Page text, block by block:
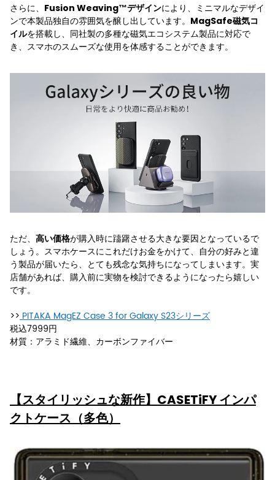
さらに、 Fusion Weaving™デザインにより、ミニマルなデザイ
ンで本製品独自の雰囲気を醸し出しています。 MagSafe磁気コ
イルを搭載し、同社製の多種な磁気エコシステム製品に対応で
き、スマホのスムーズな使用を体感することができます。
ただ、 高い価格が購入時に躊躇させる大きな要因となっているで
しょう。スマホケースにこれだけお金をかけて、自分の好みと違
う製品が届いたら、とても残念な気持ちになってしまいます。実
店舗があれば、購入前に実物を検討できるようになったら嬉しい
です。
>>PITAKA MagEZ Case 3 for Galaxy S23シリーズ
税込7999円
材質：アラミド繊維、カーボンファイバー
【スタイリッシュな新作】CASETiFY インパ
クトケース（多色）